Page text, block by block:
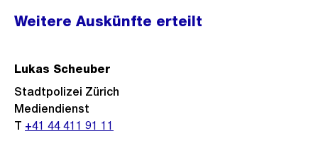
Weitere
Informationen
Weitere Auskünfte erteilt
Lukas Scheuber
Stadtpolizei Zürich
Mediendienst
T +41 44 411 91 11